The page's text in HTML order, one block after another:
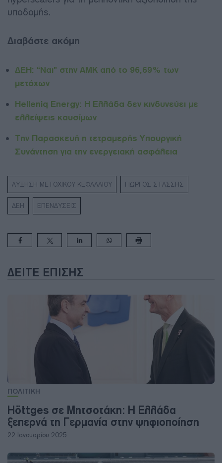
υποδομής.
Διαβάστε ακόμη
ΔΕΗ: “Ναι” στην ΑΜΚ από το 96,69% των
μετόχων
Helleniq Energy: Η Ελλάδα δεν κινδυνεύει με
ελλείψεις καυσίμων
Την Παρασκευή η τετραμερής Υπουργική
Συνάντηση για την ενεργειακή ασφάλεια
ΑΥΞΗΣΗ ΜΕΤΟΧΙΚΟΥ ΚΕΦΑΛΑΙΟΥ ΓΙΩΡΓΟΣ ΣΤΑΣΣΗΣ
ΔΕΗ ΕΠΕΝΔΥΣΕΙΣ
ΔΕΊΤΕ ΕΠΊΣΗΣ
ΠΟΛΙΤΙΚΗ
Höttges σε Μητσοτάκη: Η Ελλάδα
ξεπερνά τη Γερμανία στην ψηφιοποίηση
22 Ιανουαρίου 2025